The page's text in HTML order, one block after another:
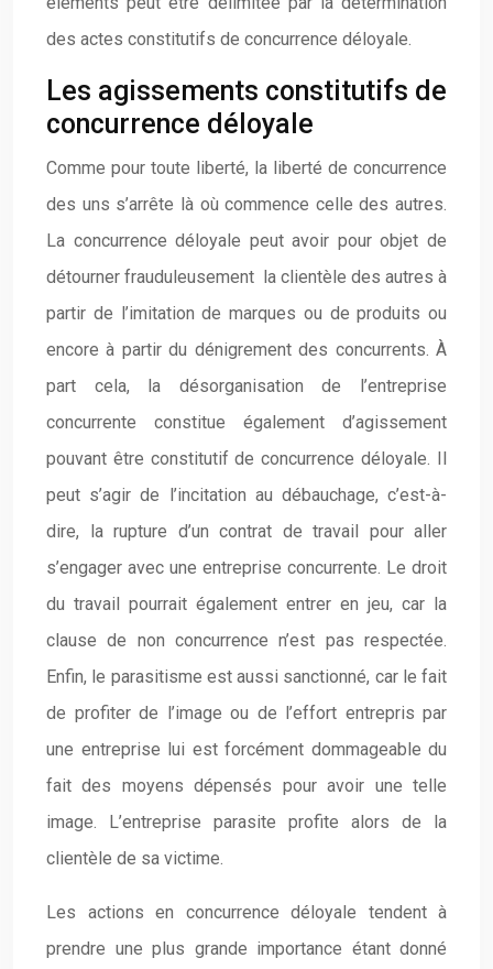
des actes constitutifs de concurrence déloyale.
Les agissements constitutifs de
concurrence déloyale
Comme pour toute liberté, la liberté de concurrence
des uns s’arrête là où commence celle des autres.
La concurrence déloyale peut avoir pour objet de
détourner frauduleusement la clientèle des autres à
partir de l’imitation de marques ou de produits ou
encore à partir du dénigrement des concurrents. À
part cela, la désorganisation de l’entreprise
concurrente constitue également d’agissement
pouvant être constitutif de concurrence déloyale. Il
peut s’agir de l’incitation au débauchage, c’est-à-
dire, la rupture d’un contrat de travail pour aller
s’engager avec une entreprise concurrente. Le droit
du travail pourrait également entrer en jeu, car la
clause de non concurrence n’est pas respectée.
Enfin, le parasitisme est aussi sanctionné, car le fait
de profiter de l’image ou de l’effort entrepris par
une entreprise lui est forcément dommageable du
fait des moyens dépensés pour avoir une telle
image. L’entreprise parasite profite alors de la
clientèle de sa victime.
Les actions en concurrence déloyale tendent à
prendre une plus grande importance étant donné